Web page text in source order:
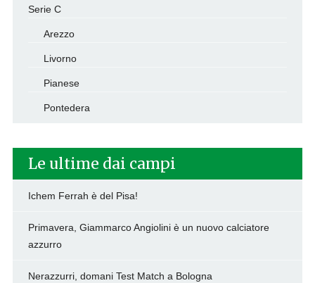
Serie C
Arezzo
Livorno
Pianese
Pontedera
Le ultime dai campi
Ichem Ferrah è del Pisa!
Primavera, Giammarco Angiolini è un nuovo calciatore
azzurro
Nerazzurri, domani Test Match a Bologna